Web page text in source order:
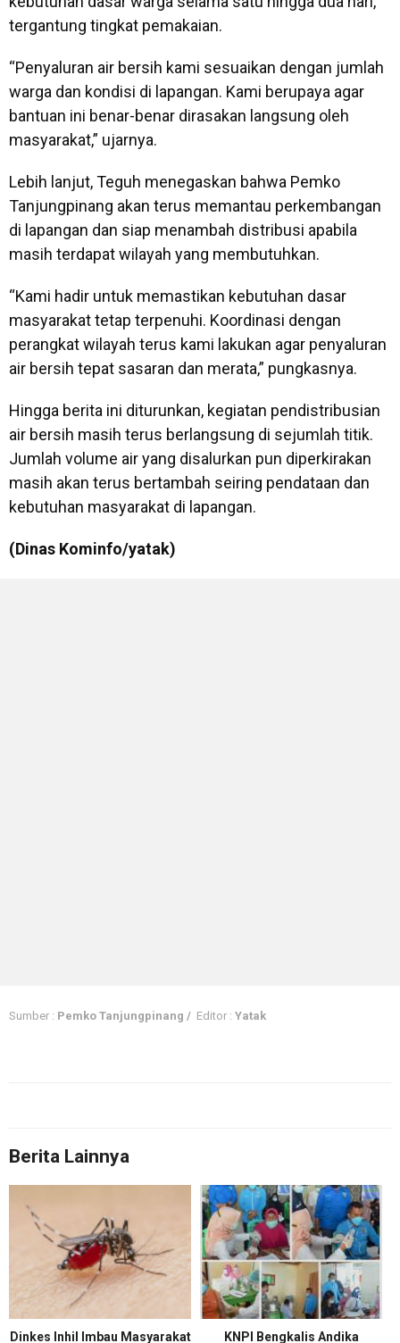
tergantung tingkat pemakaian.
“Penyaluran air bersih kami sesuaikan dengan jumlah
warga dan kondisi di lapangan. Kami berupaya agar
bantuan ini benar-benar dirasakan langsung oleh
masyarakat,” ujarnya.
Lebih lanjut, Teguh menegaskan bahwa Pemko
Tanjungpinang akan terus memantau perkembangan
di lapangan dan siap menambah distribusi apabila
masih terdapat wilayah yang membutuhkan.
“Kami hadir untuk memastikan kebutuhan dasar
masyarakat tetap terpenuhi. Koordinasi dengan
perangkat wilayah terus kami lakukan agar penyaluran
air bersih tepat sasaran dan merata,” pungkasnya.
Hingga berita ini diturunkan, kegiatan pendistribusian
air bersih masih terus berlangsung di sejumlah titik.
Jumlah volume air yang disalurkan pun diperkirakan
masih akan terus bertambah seiring pendataan dan
kebutuhan masyarakat di lapangan.
(Dinas Kominfo/yatak)
Sumber : Pemko Tanjungpinang / Editor : Yatak
Berita Lainnya
Dinkes Inhil Imbau Masyarakat
KNPI Bengkalis Andika